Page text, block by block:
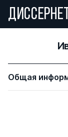
ДИССЕРНЕТ
Общая